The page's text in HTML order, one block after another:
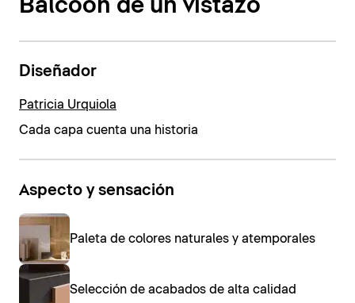
Balcoon de un vistazo
Diseñador
Patricia Urquiola
Cada capa cuenta una historia
Aspecto y sensación
Paleta de colores naturales y atemporales
Selección de acabados de alta calidad